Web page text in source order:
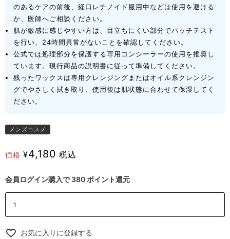
のあるケアの前後、経口レチノイド服用中などは使用を避ける
か、医師へご相談ください。
肌が敏感に感じやすい方は、目立ちにくい部分でパッチテスト
を行い、24時間異常がないことを確認してください。
公式では処理部分を保護する専用コンシーラーの使用を推奨し
ています。現行商品の説明書に従って準備してください。
残ったワックスは専用クレンジングまたはオイル系クレンジン
グでやさしく拭き取り、使用後は肌状態に合わせて保湿してく
ださい。
メンズコスメ
価格 ¥4,180 税込
会員ログイン購入で 380ポイント還元
お気に入りに登録する